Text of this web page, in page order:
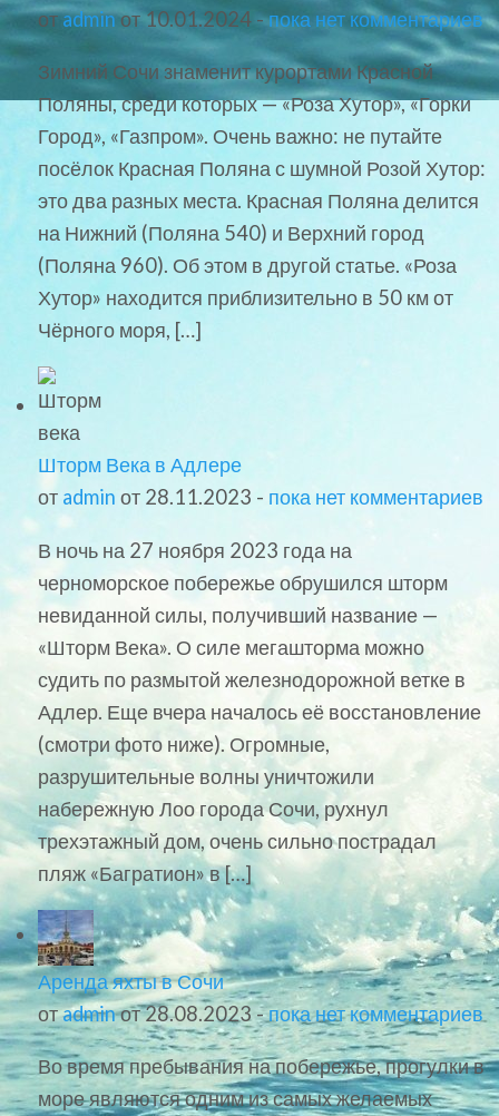
отadminот 10.01.2024 -пока нет комментариев
Зимний Сочи знаменит курортами Красной
Поляны, среди которых — «Роза Хутор», «Горки
Город», «Газпром». Очень важно: не путайте
посёлок Красная Поляна с шумной Розой Хутор:
это два разных места. Красная Поляна делится
на Нижний (Поляна 540) и Верхний город
(Поляна 960). Об этом в другой статье. «Роза
Хутор» находится приблизительно в 50 км от
Чёрного моря, […]
Шторм Века в Адлере
от admin от 28.11.2023 - пока нет комментариев
В ночь на 27 ноября 2023 года на
черноморское побережье обрушился шторм
невиданной силы, получивший название —
«Шторм Века». О силе мегашторма можно
судить по размытой железнодорожной ветке в
Адлер. Еще вчера началось её восстановление
(смотри фото ниже). Огромные,
разрушительные волны уничтожили
набережную Лоо города Сочи, рухнул
трехэтажный дом, очень сильно пострадал
пляж «Багратион» в […]
Аренда яхты в Сочи
отadminот 28.08.2023 -пока нет комментариев
Во время пребывания на побережье, прогулки в
море являются одним из самых желаемых